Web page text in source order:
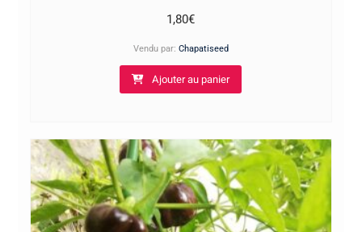
1,80€
Vendu par: Chapatiseed
Ajouter au panier